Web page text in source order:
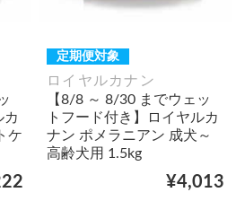
カ
ケ
定期便対象
ロイヤルカナン
【8/8 ～ 8/30 までウェッ
トフード付き】ロイヤルカ
ナン ポメラニアン 成犬～
高齢犬用 1.5kg
¥4,013